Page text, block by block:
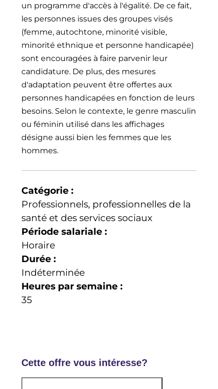
un programme d'accès à l'égalité. De ce fait,
les personnes issues des groupes visés
(femme, autochtone, minorité visible,
minorité ethnique et personne handicapée)
sont encouragées à faire parvenir leur
candidature. De plus, des mesures
d'adaptation peuvent être offertes aux
personnes handicapées en fonction de leurs
besoins. Selon le contexte, le genre masculin
ou féminin utilisé dans les affichages
désigne aussi bien les femmes que les
hommes.
Catégorie :
Professionnels, professionnelles de la
santé et des services sociaux
Période salariale :
Horaire
Durée :
Indéterminée
Heures par semaine :
35
Cette offre vous intéresse?